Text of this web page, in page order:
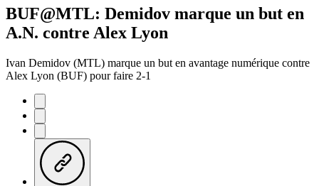
BUF@MTL: Demidov marque un but en
A.N. contre Alex Lyon
Ivan Demidov (MTL) marque un but en avantage numérique contre
Alex Lyon (BUF) pour faire 2-1